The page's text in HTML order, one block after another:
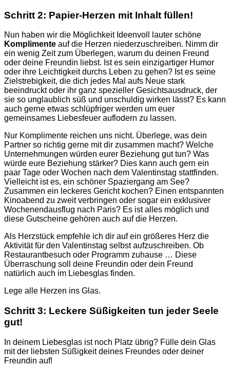
Schritt 2: Papier-Herzen mit Inhalt füllen!
Nun haben wir die Möglichkeit Ideenvoll lauter schöne
Komplimente auf die Herzen niederzuschreiben. Nimm dir
ein wenig Zeit zum Überlegen, warum du deinen Freund
oder deine Freundin liebst. Ist es sein einzigartiger Humor
oder ihre Leichtigkeit durchs Leben zu gehen? Ist es seine
Zielstrebigkeit, die dich jedes Mal aufs Neue stark
beeindruckt oder ihr ganz spezieller Gesichtsausdruck, der
sie so unglaublich süß und unschuldig wirken lässt? Es kann
auch gerne etwas schlüpfriger werden um euer
gemeinsames Liebesfeuer auflodern zu lassen.
Nur Komplimente reichen uns nicht. Überlege, was dein
Partner so richtig gerne mit dir zusammen macht? Welche
Unternehmungen würden eurer Beziehung gut tun? Was
würde eure Beziehung stärker? Dies kann auch gern ein
paar Tage oder Wochen nach dem Valentinstag stattfinden.
Vielleicht ist es, ein schöner Spaziergang am See?
Zusammen ein leckeres Gericht kochen? Einen entspannten
Kinoabend zu zweit verbringen oder sogar ein exklusiver
Wochenendausflug nach Paris? Es ist alles möglich und
diese Gutscheine gehören auch auf die Herzen.
Als Herzstück empfehle ich dir auf ein größeres Herz die
Aktivität für den Valentinstag selbst aufzuschreiben. Ob
Restaurantbesuch oder Programm zuhause … Diese
Überraschung soll deine Freundin oder dein Freund
natürlich auch im Liebesglas finden.
Lege alle Herzen ins Glas.
Schritt 3: Leckere Süßigkeiten tun jeder Seele
gut!
In deinem Liebesglas ist noch Platz übrig? Fülle dein Glas
mit der liebsten Süßigkeit deines Freundes oder deiner
Freundin auf!